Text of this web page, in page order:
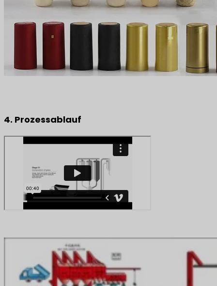
4. Prozessablauf